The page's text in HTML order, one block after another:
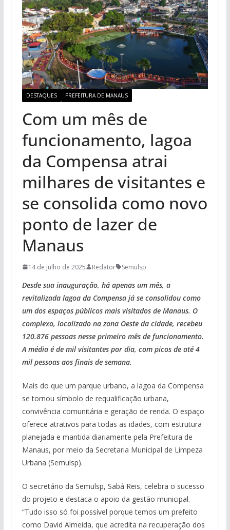
DESTAQUES PREFEITURA DE MANAUS
Com um mês de
funcionamento, lagoa
da Compensa atrai
milhares de visitantes e
se consolida como novo
ponto de lazer de
Manaus
14 de julho de 2025 Redator Semulsp
Desde sua inauguração, há apenas um mês, a
revitalizada lagoa da Compensa já se consolidou como
um dos espaços públicos mais visitados de Manaus. O
complexo, localizado na zona Oeste da cidade, recebeu
120.876 pessoas nesse primeiro mês de funcionamento.
A média é de mil visitantes por dia, com picos de até 4
mil pessoas aos finais de semana.
Mais do que um parque urbano, a lagoa da Compensa
se tornou símbolo de requalificação urbana,
convivência comunitária e geração de renda. O espaço
oferece atrativos para todas as idades, com estrutura
planejada e mantida diariamente pela Prefeitura de
Manaus, por meio da Secretaria Municipal de Limpeza
Urbana (Semulsp).
O secretário da Semulsp, Sabá Reis, celebra o sucesso
do projeto e destaca o apoio da gestão municipal.
“Tudo isso só foi possível porque temos um prefeito
como David Almeida, que acredita na recuperação dos